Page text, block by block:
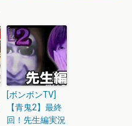
[ボンボンTV]
【青鬼2】最終
回！先生編実況